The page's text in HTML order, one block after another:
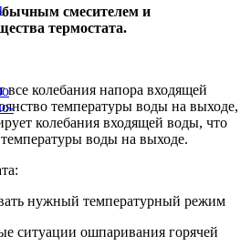
смесителем и
термостата.
все колебания напора входящей
температуры воды на выходе,
колебания входящей воды, что
воды на выходе.
нужный температурный режим
ситуации ошпаривания горячей